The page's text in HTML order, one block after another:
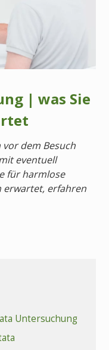
| was Sie
dem Besuch
eventuell
für harmlose
erwartet, erfahren
Untersuchung